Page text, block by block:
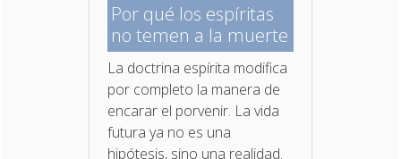
Por qué los espíritas
no temen a la muerte
La doctrina espírita modifica
por completo la manera de
encarar el porvenir. La vida
futura ya no es una
hipótesis, sino una realidad.